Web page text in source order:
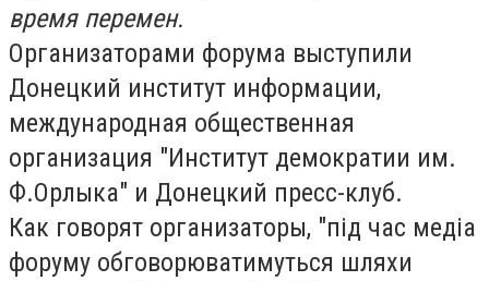
время перемен.
Организаторами форума выступили
Донецкий институт информации,
международная общественная
организация "Институт демократии им.
Ф.Орлыка" и Донецкий пресс-клуб.
Как говорят организаторы, "під час медіа
форуму обговорюватимуться шляхи